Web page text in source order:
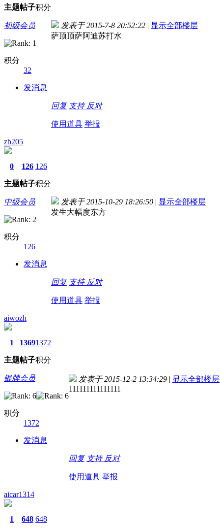
主题帖子积分
初级会员
积分
32
发消息
发表于 2015-7-8 20:52:22 | 显示全部楼层
萨顶顶萨阿迪苏打水
回复 支持 反对
使用道具 举报
zb205
0
主题
126
帖子
126
积分
中级会员
积分
126
发消息
发表于 2015-10-29 18:26:50 | 显示全部楼层
发生大幅度东方
回复 支持 反对
使用道具 举报
aiwozh
1
主题
1369
帖子
1372
积分
银牌会员
积分
1372
发消息
发表于 2015-12-2 13:34:29 | 显示全部楼层
111111111111111
回复 支持 反对
使用道具 举报
aicar1314
1 648 648